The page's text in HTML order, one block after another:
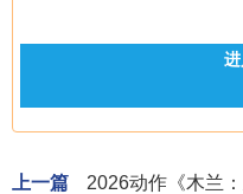
上一篇
2026动作《木兰